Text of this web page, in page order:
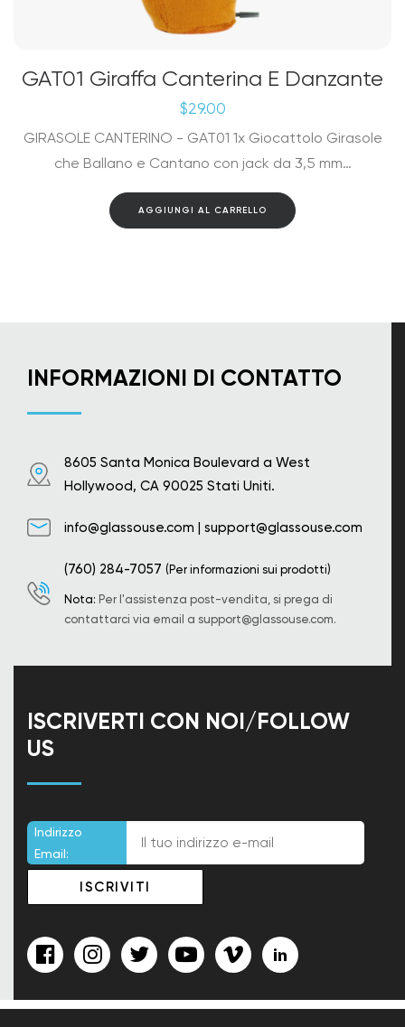
GAT01 Giraffa Canterina E Danzante
$29.00
GIRASOLE CANTERINO - GAT01 1x Giocattolo Girasole
che Ballano e Cantano con jack da 3,5 mm…
AGGIUNGI AL CARRELLO
INFORMAZIONI DI CONTATTO
8605 Santa Monica Boulevard a West
Hollywood, CA 90025 Stati Uniti.
info@glassouse.com | support@glassouse.com
(760) 284-7057 (Per informazioni sui prodotti)
Nota: Per l'assistenza post-vendita, si prega di
contattarci via email a support@glassouse.com.
ISCRIVERTI CON NOI/FOLLOW
US
Indirizzo
Email: